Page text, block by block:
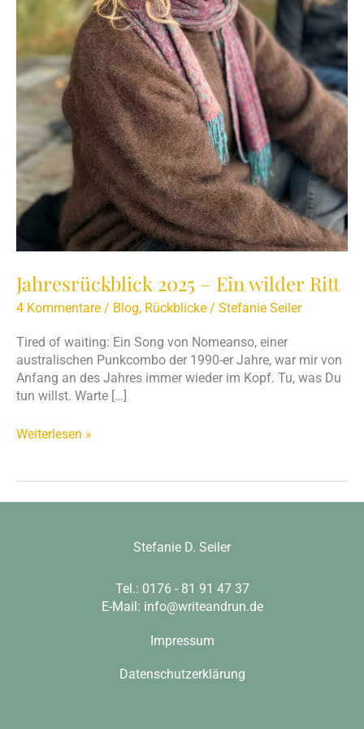
Jahresrückblick 2025 – Ein wilder Ritt
4 Kommentare / Blog, Rückblicke / Stefanie Seiler
Tired of waiting: Ein Song von Nomeanso, einer
australischen Punkcombo der 1990-er Jahre, war mir von
Anfang an des Jahres immer wieder im Kopf. Tu, was Du
tun willst. Warte […]
Weiterlesen »
Stefanie D. Seiler
Tel.: 0176 - 81 91 47 37
E-Mail: info@writeandrun.de
Impressum
Datenschutzerklärung